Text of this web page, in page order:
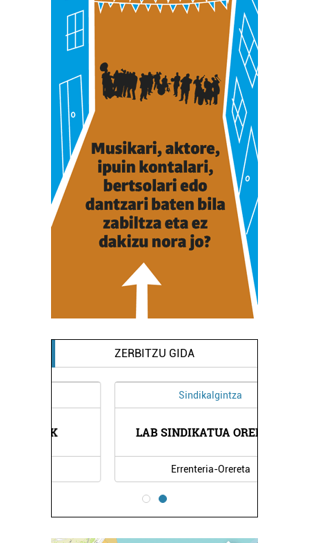
ZERBITZU GIDA
Sindikalgintza
LAB SINDIKATUA ORERETA
Errenteria-Orereta